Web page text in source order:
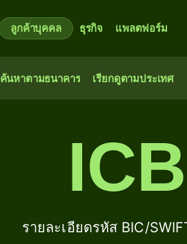
ลูกค้าบุคคล ธุรกิจ แพลตฟอร์ม
ค้นหาตามธนาคาร เรียกดูตามประเทศ
รายละเอียดรหัส BIC/